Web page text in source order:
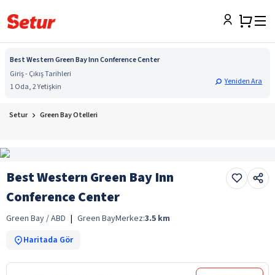
Best Western Green Bay Inn Conference Center
Giriş - Çıkış Tarihleri
1 Oda, 2 Yetişkin
Yeniden Ara
Setur Green Bay Otelleri
Best Western Green Bay Inn
Conference Center
Green Bay / ABD | Green BayMerkez:3.5 km
Haritada Gör